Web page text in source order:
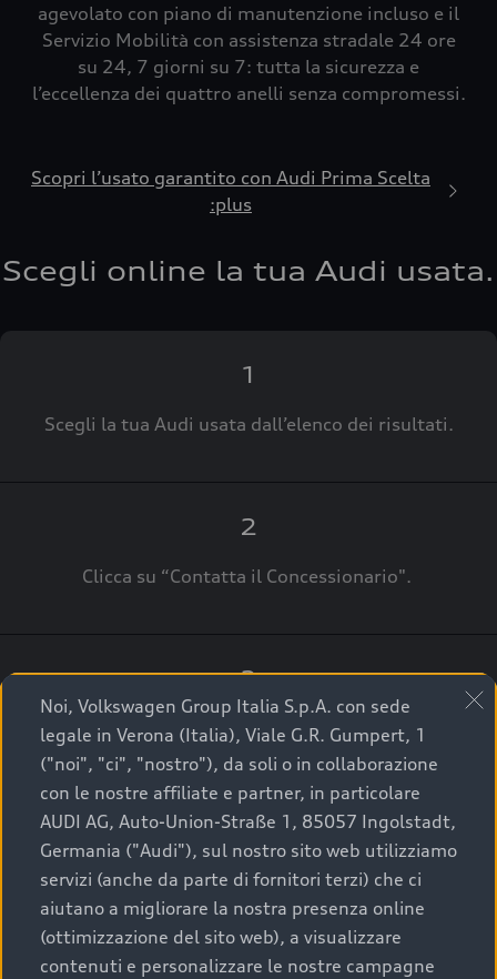
agevolato con piano di manutenzione incluso e il
Servizio Mobilità con assistenza stradale 24 ore
su 24, 7 giorni su 7: tutta la sicurezza e
l’eccellenza dei quattro anelli senza compromessi.
Scopri l’usato garantito con Audi Prima Scelta
:plus
Scegli online la tua Audi usata.
1
Scegli la tua Audi usata dall’elenco dei risultati.
2
Clicca su “Contatta il Concessionario".
3
A breve verrai ricontattato dal Customer Care
Audi Center o direttamente dal Concessionario
che ti supporterà per finalizzare la tua richiesta.
La qualità di acquistare
un’auto usata Audi
Noi, Volkswagen Group Italia S.p.A. con sede
legale in Verona (Italia), Viale G.R. Gumpert, 1
("noi", "ci", "nostro"), da soli o in collaborazione
con le nostre affiliate e partner, in particolare
AUDI AG, Auto-Union-Straße 1, 85057 Ingolstadt,
Germania ("Audi"), sul nostro sito web utilizziamo
servizi (anche da parte di fornitori terzi) che ci
aiutano a migliorare la nostra presenza online
(ottimizzazione del sito web), a visualizzare
contenuti e personalizzare le nostre campagne